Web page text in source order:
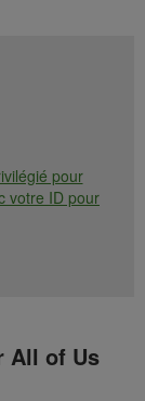
pour
votre ID pour
All of Us